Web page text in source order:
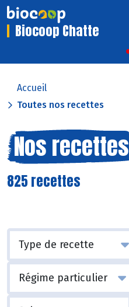
Biocoop Chatte
Accueil
Toutes nos recettes
Nos recettes
825 recettes